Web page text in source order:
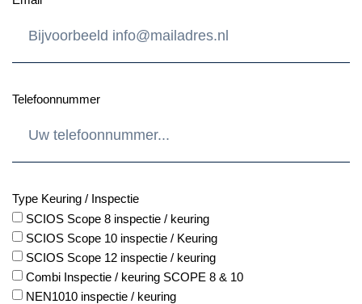
Telefoonnummer
Type Keuring / Inspectie
SCIOS Scope 8 inspectie / keuring
SCIOS Scope 10 inspectie / Keuring
SCIOS Scope 12 inspectie / keuring
Combi Inspectie / keuring SCOPE 8 & 10
NEN1010 inspectie / keuring